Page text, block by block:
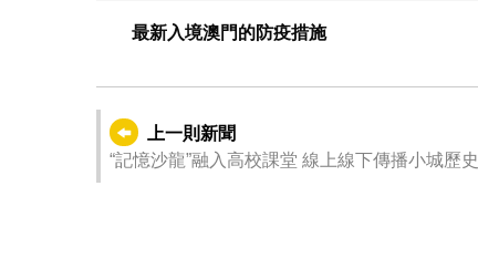
最新入境澳門的防疫措施
上一則新聞
“記憶沙龍”融入高校課堂 線上線下傳播小城歷史